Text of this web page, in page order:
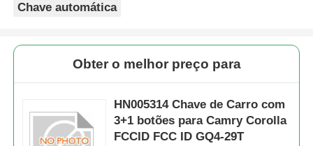
Chave automática
Obter o melhor preço para
HN005314 Chave de Carro com
3+1 botões para Camry Corolla
FCCID FCC ID GQ4-29T